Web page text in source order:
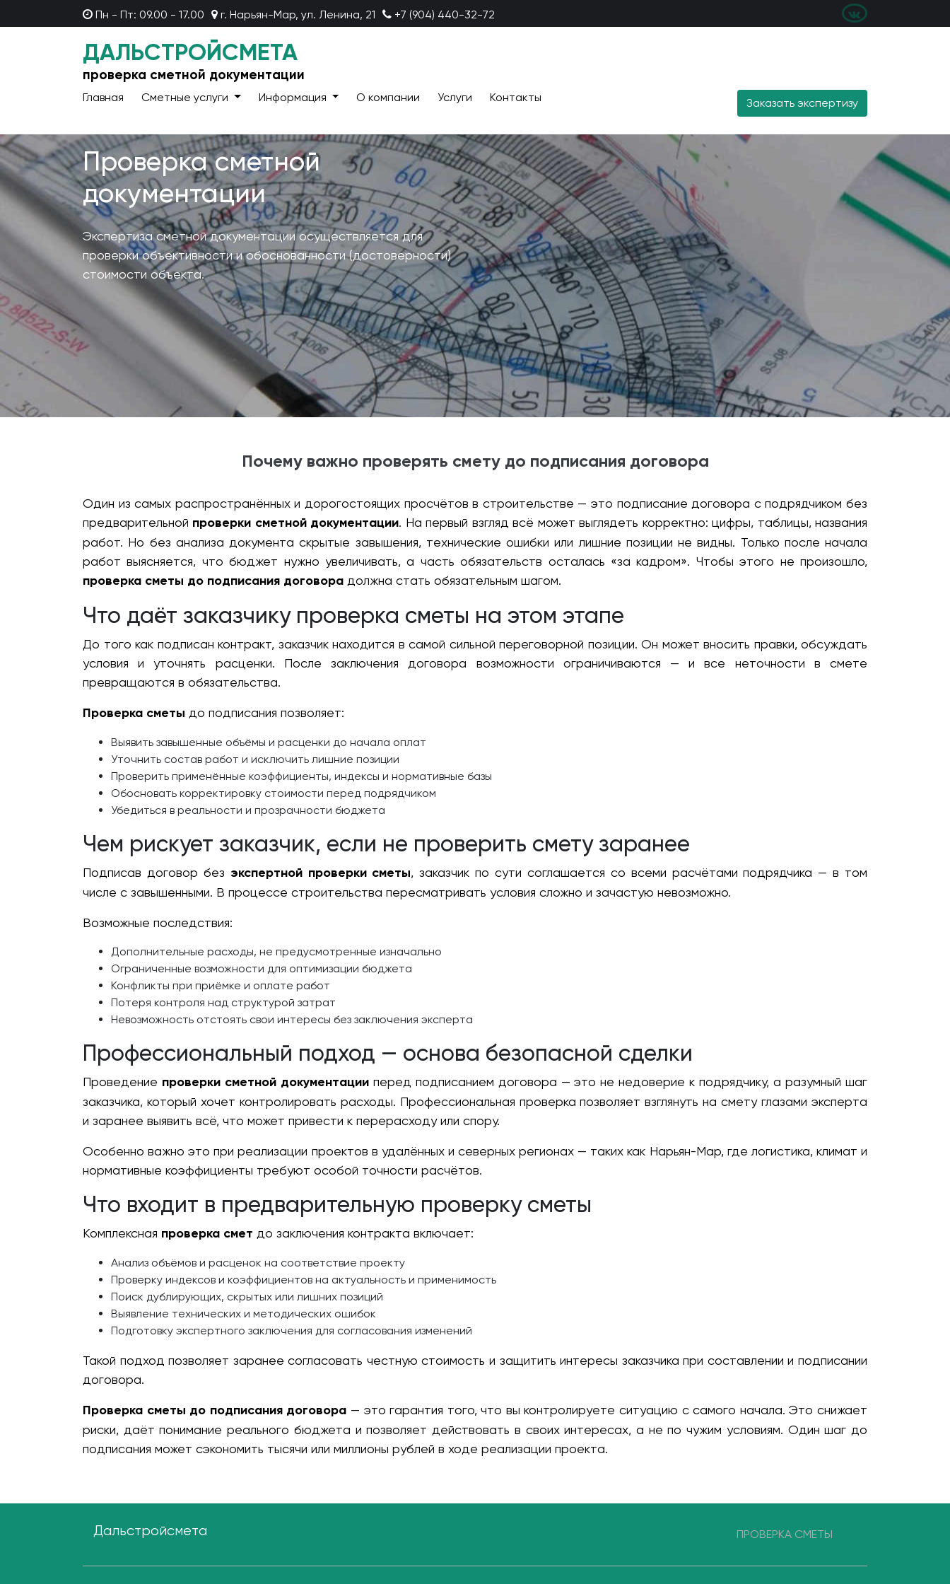
Пн - Пт: 09.00 - 17.00 г. Нарьян-Мар, ул. Ленина, 21 +7 (904) 440-32-72
ДАЛЬСТРОЙСМЕТА
проверка сметной документации
Главная Сметные услуги Информация О компании Услуги Контакты Заказать экспертизу
Проверка сметной
документации
Экспертиза сметной документации осуществляется для
проверки объективности и обоснованности (достоверности)
стоимости объекта.
Почему важно проверять смету до подписания договора
Один из самых распространённых и дорогостоящих просчётов в строительстве — это подписание договора с подрядчиком без
предварительной проверки сметной документации. На первый взгляд всё может выглядеть корректно: цифры, таблицы, названия
работ. Но без анализа документа скрытые завышения, технические ошибки или лишние позиции не видны. Только после начала
работ выясняется, что бюджет нужно увеличивать, а часть обязательств осталась «за кадром». Чтобы этого не произошло,
проверка сметы до подписания договора должна стать обязательным шагом.
Что даёт заказчику проверка сметы на этом этапе
До того как подписан контракт, заказчик находится в самой сильной переговорной позиции. Он может вносить правки, обсуждать
условия и уточнять расценки. После заключения договора возможности ограничиваются — и все неточности в смете
превращаются в обязательства.
Проверка сметы до подписания позволяет:
Выявить завышенные объёмы и расценки до начала оплат
Уточнить состав работ и исключить лишние позиции
Проверить применённые коэффициенты, индексы и нормативные базы
Обосновать корректировку стоимости перед подрядчиком
Убедиться в реальности и прозрачности бюджета
Чем рискует заказчик, если не проверить смету заранее
Подписав договор без экспертной проверки сметы, заказчик по сути соглашается со всеми расчётами подрядчика — в том
числе с завышенными. В процессе строительства пересматривать условия сложно и зачастую невозможно.
Возможные последствия:
Дополнительные расходы, не предусмотренные изначально
Ограниченные возможности для оптимизации бюджета
Конфликты при приёмке и оплате работ
Потеря контроля над структурой затрат
Невозможность отстоять свои интересы без заключения эксперта
Профессиональный подход — основа безопасной сделки
Проведение проверки сметной документацииперед подписанием договора — это не недоверие к подрядчику, а разумный шаг
заказчика, который хочет контролировать расходы. Профессиональная проверка позволяет взглянуть на смету глазами эксперта
и заранее выявить всё, что может привести к перерасходу или спору.
Особенно важно это при реализации проектов в удалённых и северных регионах — таких как Нарьян-Мар, где логистика, климат и
нормативные коэффициенты требуют особой точности расчётов.
Что входит в предварительную проверку сметы
Комплексная проверка смет до заключения контракта включает:
Анализ объёмов и расценок на соответствие проекту
Проверку индексов и коэффициентов на актуальность и применимость
Поиск дублирующих, скрытых или лишних позиций
Выявление технических и методических ошибок
Подготовку экспертного заключения для согласования изменений
Такой подход позволяет заранее согласовать честную стоимость и защитить интересы заказчика при составлении и подписании
договора.
Проверка сметы до подписания договора — это гарантия того, что вы контролируете ситуацию с самого начала. Это снижает
риски, даёт понимание реального бюджета и позволяет действовать в своих интересах, а не по чужим условиям. Один шаг до
подписания может сэкономить тысячи или миллионы рублей в ходе реализации проекта.
Дальстройсмета ПРОВЕРКА СМЕТЫ